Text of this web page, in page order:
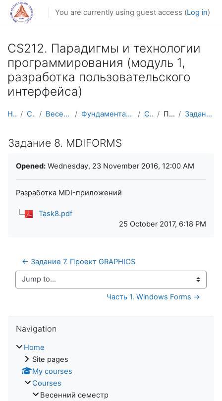
Skip to main content
You are currently using guest access (Log in)
CS212. Парадигмы и технологии
программирования (модуль 1,
разработка пользовательского
интерфейса)
Home Courses Весенний семестр Фундаментальная информатика и ИТ CS212-2 Практика Задание 8. MDIFORMS
Задание 8. MDIFORMS
Opened: Wednesday, 23 November 2016, 12:00 AM
Разработка MDI-приложений
Task8.pdf
25 October 2017, 6:18 PM
← Задание 7. Проект GRAPHICS
Jump to...
Часть 1. Windows Forms →
Navigation
Home
Site pages
My courses
Courses
Весенний семестр